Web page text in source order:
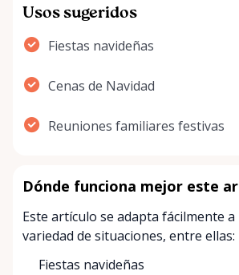
Usos sugeridos
Fiestas navideñas
Cenas de Navidad
Reuniones familiares festivas
Dónde funciona mejor este
Este artículo se adapta fácilmente
variedad de situaciones, entre ellas:
Fiestas navideñas